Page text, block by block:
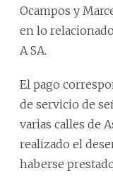
Ocampos y
en lo
A SA.
El pago
de servicio de
varias calles de
realizado el
haberse